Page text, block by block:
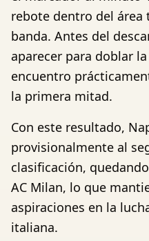
rebote dentro del área
banda. Antes del
aparecer para doblar la
encuentro
la primera mitad.
Con este resultado,
provisionalmente al
clasificación,
AC Milan, lo que
aspiraciones en la
italiana.